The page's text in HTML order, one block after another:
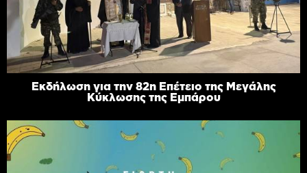
Εκδήλωση για την 82η Επέτειο της Μεγάλης
Κύκλωσης της Εμπάρου